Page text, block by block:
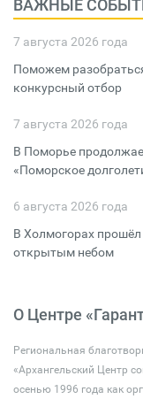
ВАЖНЫЕ
7 августа 2026 года
Поможем
конкурсный отбор
7 августа 2026 года
В Поморье
«Поморское
6 августа 2026 года
В Холмогорах
открытым небом
О Центре
Региональная
«Архангельский Центр
осенью 1996 года как